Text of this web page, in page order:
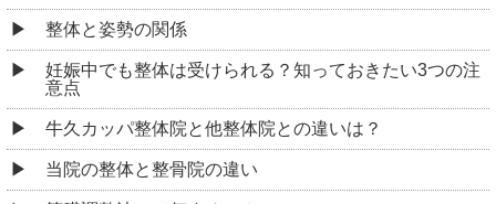
整体と姿勢の関係
妊娠中でも整体は受けられる？知っておきたい3つの注
意点
牛久カッパ整体院と他整体院との違いは？
当院の整体と整骨院の違い